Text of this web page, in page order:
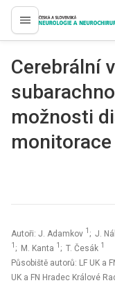
proLékaře.cz
Cerebrální
možnosti
Autoři: J. Adamkov 1 ; J.
1 ; M. Kanta 1 ; T. Česák 1
Působiště autorů: LF UK a
UK a FN Hradec Králové